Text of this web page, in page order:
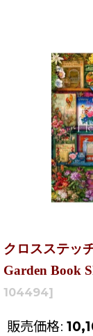
クロスステッ
Garden Book
104494]
販売価格: